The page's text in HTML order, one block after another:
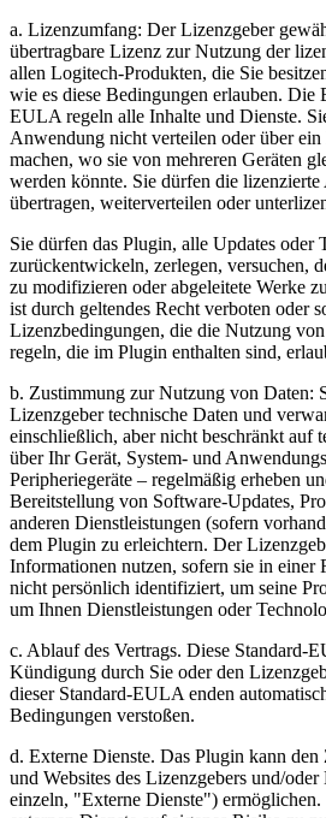
a. Lizenzumfang: Der Lizenzgeber
übertragbare Lizenz zur Nutzung der
allen Logitech-Produkten, die Sie
wie es diese Bedingungen erlauben. Die
EULA regeln alle Inhalte und Dienste.
Anwendung nicht verteilen oder über
machen, wo sie von mehreren Geräten
werden könnte. Sie dürfen die
übertragen, weiterverteilen oder
Sie dürfen das Plugin, alle Updates oder
zurückentwickeln, zerlegen, versuchen,
zu modifizieren oder abgeleitete Werke
ist durch geltendes Recht verboten oder
Lizenzbedingungen, die die Nutzung
regeln, die im Plugin enthalten sind,
b. Zustimmung zur Nutzung von Daten:
Lizenzgeber technische Daten und
einschließlich, aber nicht beschränkt auf
über Ihr Gerät, System- und
Peripheriegeräte – regelmäßig erheben
Bereitstellung von Software-Updates,
anderen Dienstleistungen (sofern
dem Plugin zu erleichtern. Der
Informationen nutzen, sofern sie in einer
nicht persönlich identifiziert, um seine
um Ihnen Dienstleistungen oder
c. Ablauf des Vertrags. Diese Standard-
Kündigung durch Sie oder den
dieser Standard-EULA enden
Bedingungen verstoßen.
d. Externe Dienste. Das Plugin kann
und Websites des Lizenzgebers und/
einzeln, "Externe Dienste") ermöglichen.